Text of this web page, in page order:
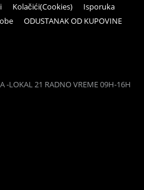
Kolačići(Cookies)
Isporuka
ODUSTANAK OD KUPOVINE
-LOKAL 21 RADNO VREME 09H-16H